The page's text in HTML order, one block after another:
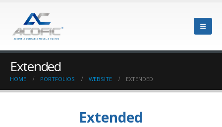
Extended
HOME PORTFOLIOS WEBSITE EXTENDED
Extended